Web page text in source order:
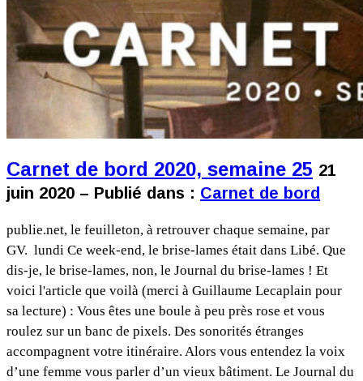
Carnet de bord 2020, semaine 25 21
juin 2020 – Publié dans : Carnet de bord
publie.net, le feuilleton, à retrouver chaque semaine, par
GV. lundi Ce week-end, le brise-lames était dans Libé. Que
dis-je, le brise-lames, non, le Journal du brise-lames ! Et
voici l'article que voilà (merci à Guillaume Lecaplain pour
sa lecture) : Vous êtes une boule à peu près rose et vous
roulez sur un banc de pixels. Des sonorités étranges
accompagnent votre itinéraire. Alors vous entendez la voix
d’une femme vous parler d’un vieux bâtiment. Le Journal du